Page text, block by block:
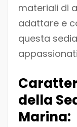
materiali di
adattare e
questa
appassionati
della
Marina: